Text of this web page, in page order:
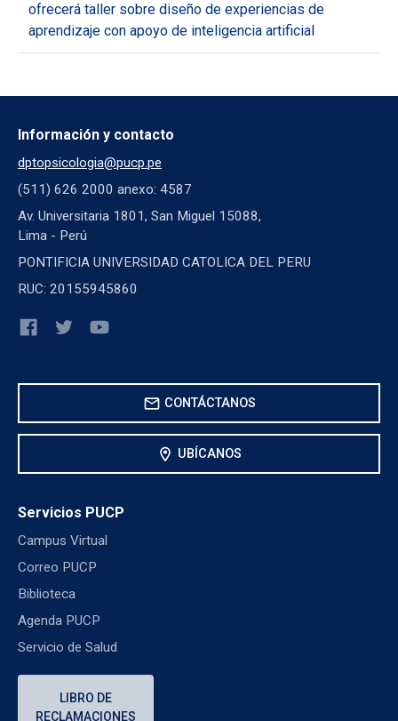
ofrecerá taller sobre diseño de experiencias de
aprendizaje con apoyo de inteligencia artificial
Información y contacto
dptopsicologia@pucp.pe
(511) 626 2000 anexo: 4587
Av. Universitaria 1801, San Miguel 15088,
Lima - Perú
PONTIFICIA UNIVERSIDAD CATOLICA DEL PERU
RUC: 20155945860
mail CONTÁCTANOS
location_on UBÍCANOS
Servicios PUCP
Campus Virtual
Correo PUCP
Biblioteca
Agenda PUCP
Servicio de Salud
LIBRO DE
RECLAMACIONES